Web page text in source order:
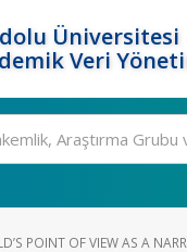
Üniversitesi
Veri
POINT OF VIEW AS A